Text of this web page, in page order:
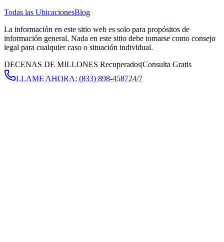
Todas las UbicacionesBlog
La información en este sitio web es solo para propósitos de
información general. Nada en este sitio debe tomarse como consejo
legal para cualquier caso o situación individual.
DECENAS DE MILLONES Recuperados|Consulta Gratis
LLAME AHORA: (833) 898-458724/7